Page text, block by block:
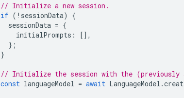
// Initialize a new session.
if ( ! sessionData)
{
sessionData = {
initialPrompts :
[],
};
}
// Initialize the session with the (previously
const languageModel = await LanguageModel .